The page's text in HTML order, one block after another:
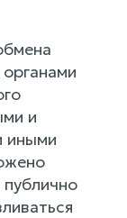
и
иными